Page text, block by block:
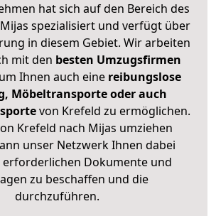
hat sich auf den Bereich des
spezialisiert und verfügt über
in diesem Gebiet. Wir arbeiten
mit den besten Umzugsfirmen
Ihnen auch eine reibungslose
Möbeltransporte oder auch
von Krefeld zu ermöglichen.
Krefeld nach Mijas umziehen
unser Netzwerk Ihnen dabei
erforderlichen Dokumente und
zu beschaffen und die
durchzuführen.